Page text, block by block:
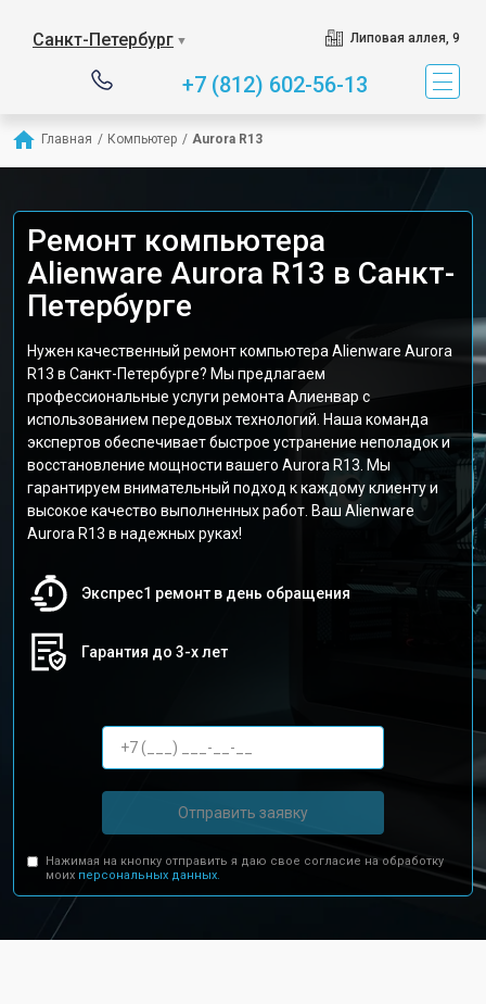
Санкт-Петербург ▼ Липовая аллея, 9
+7 (812) 602-56-13
Главная / Компьютер / Aurora R13
Ремонт компьютера
Alienware Aurora R13 в Санкт-
Петербурге
Нужен качественный ремонт компьютера Alienware Aurora
R13 в Санкт-Петербурге? Мы предлагаем
профессиональные услуги ремонта Алиенвар с
использованием передовых технологий. Наша команда
экспертов обеспечивает быстрое устранение неполадок и
восстановление мощности вашего Aurora R13. Мы
гарантируем внимательный подход к каждому клиенту и
высокое качество выполненных работ. Ваш Alienware
Aurora R13 в надежных руках!
Экспрес1 ремонт в день обращения
Гарантия до 3-х лет
Отправить заявку
Нажимая на кнопку отправить я даю свое согласие на обработку
моих персональных данных.